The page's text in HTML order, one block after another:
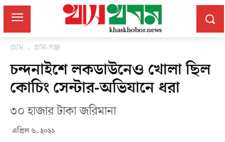
হোম গ্রাম-গঞ্জ
চন্দনাইশে লকডাউনেও খোলা ছিল
কোচিং সেন্টার-অভিযানে ধরা
৩০ হাজার টাকা জরিমানা
এপ্রিল ৬, ২০২১